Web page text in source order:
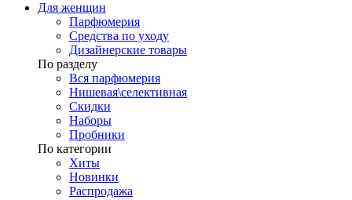
Для женщин
Парфюмерия
Средства по уходу
Дизайнерские товары
По разделу
Вся парфюмерия
Нишевая\селективная
Скидки
Наборы
Пробники
По категории
Хиты
Новинки
Распродажа